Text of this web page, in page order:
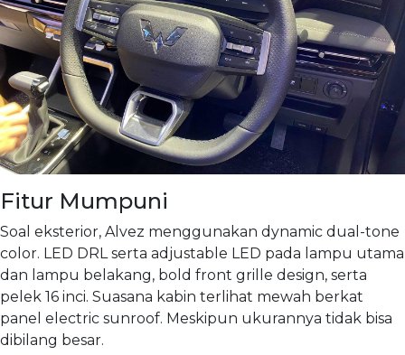
Fitur Mumpuni
Soal eksterior, Alvez menggunakan dynamic dual-tone
color. LED DRL serta adjustable LED pada lampu utama
dan lampu belakang, bold front grille design, serta
pelek 16 inci. Suasana kabin terlihat mewah berkat
panel electric sunroof. Meskipun ukurannya tidak bisa
dibilang besar.